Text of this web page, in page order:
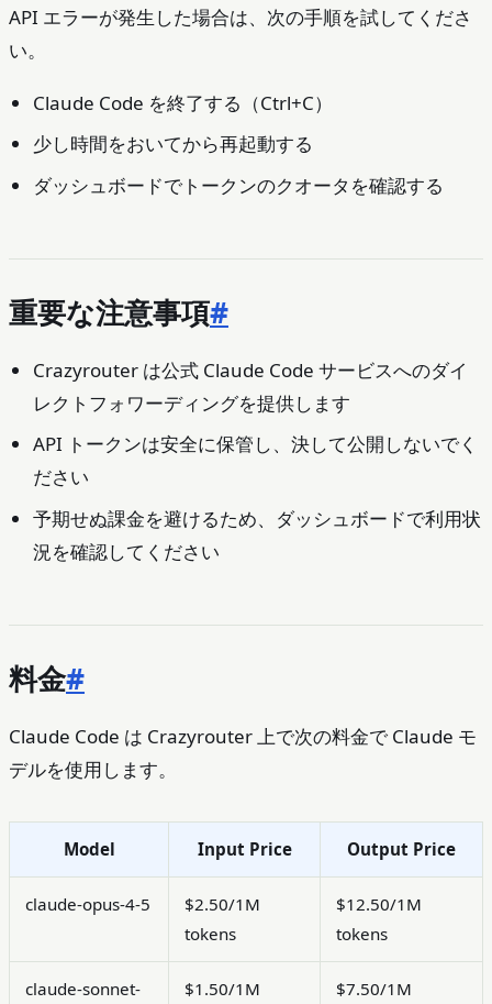
API エラーが発生した場合は、次の手順を試してくださ
い。
Claude Code を終了する（Ctrl+C）
少し時間をおいてから再起動する
ダッシュボードでトークンのクオータを確認する
重要な注意事項#
Crazyrouter は公式 Claude Code サービスへのダイ
レクトフォワーディングを提供します
API トークンは安全に保管し、決して公開しないでく
ださい
予期せぬ課金を避けるため、ダッシュボードで利用状
況を確認してください
料金#
Claude Code は Crazyrouter 上で次の料金で Claude モ
デルを使用します。
Model Input Price Output Price
claude-opus-4-5
$2.50/1M
tokens
$12.50/1M
tokens
claude-sonnet-
$1.50/1M
$7.50/1M